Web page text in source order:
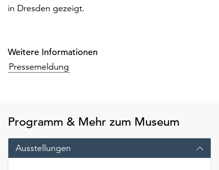
steht
Ende
der
Seite
zur
Verfügung.
Funktionale
Cookies
in Dresden gezeigt.
Weitere Informationen
Pressemeldung
Programm & Mehr zum Museum
Ausstellungen